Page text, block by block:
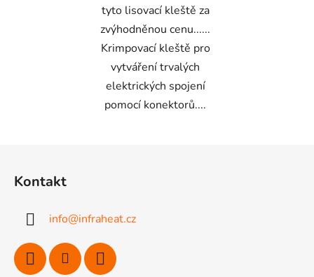
tyto lisovací kleště za
zvýhodněnou cenu......
Krimpovací kleště pro
vytváření trvalých
elektrických spojení
pomocí konektorů....
Kontakt
info@infraheat.cz